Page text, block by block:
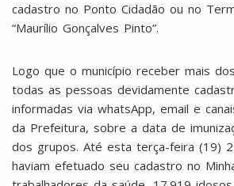
cadastro no Ponto Cidadão ou no
“Maurílio Gonçalves Pinto”.
Logo que o município receber mais
todas as pessoas devidamente
informadas via whatsApp, email e
da Prefeitura, sobre a data de
dos grupos. Até esta terça-feira (19)
haviam efetuado seu cadastro no